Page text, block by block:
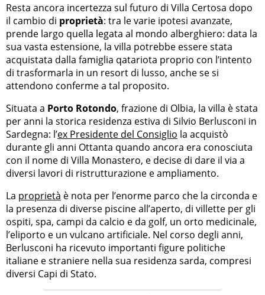
Resta ancora incertezza sul futuro di Villa Certosa dopo
il cambio di proprietà: tra le varie ipotesi avanzate,
prende largo quella legata al mondo alberghiero: data la
sua vasta estensione, la villa potrebbe essere stata
acquistata dalla famiglia qatariota proprio con l’intento
di trasformarla in un resort di lusso, anche se si
attendono conferme a tal proposito.
Situata a Porto Rotondo, frazione di Olbia, la villa è stata
per anni la storica residenza estiva di Silvio Berlusconi in
Sardegna: l’ex Presidente del Consiglio la acquistò
durante gli anni Ottanta quando ancora era conosciuta
con il nome di Villa Monastero, e decise di dare il via a
diversi lavori di ristrutturazione e ampliamento.
La proprietà è nota per l’enorme parco che la circonda e
la presenza di diverse piscine all’aperto, di villette per gli
ospiti, spa, campi da calcio e da golf, un orto medicinale,
l’eliporto e un vulcano artificiale. Nel corso degli anni,
Berlusconi ha ricevuto importanti figure politiche
italiane e straniere nella sua residenza sarda, compresi
diversi Capi di Stato.